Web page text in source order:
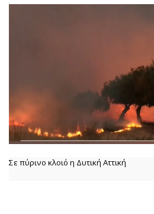
Σε πύρινο κλοιό η Δυτική Αττική